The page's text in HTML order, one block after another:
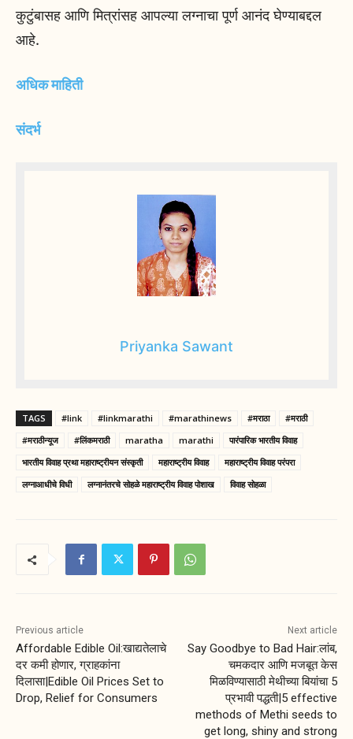
कुटुंबासह आणि मित्रांसह आपल्या लग्नाचा पूर्ण आनंद घेण्याबद्दल
आहे.
अधिक माहिती
संदर्भ
Priyanka Sawant
TAGS #link #linkmarathi #marathinews #मराठा
#मराठी
#मराठीन्यूज
#लिंकमराठी maratha marathi
पारंपारिक भारतीय विवाह
भारतीय विवाह प्रथा महाराष्ट्रीयन संस्कृती
महाराष्ट्रीय विवाह
महाराष्ट्रीय विवाह परंपरा
लग्नाआधीचे विधी
लग्नानंतरचे सोहळे महाराष्ट्रीय विवाह पोशाख विवाह सोहळा
Previous article
Affordable Edible Oil:खाद्यतेलाचे
दर कमी होणार, ग्राहकांना
दिलासा|Edible Oil Prices Set to
Drop, Relief for Consumers
Next article
Say Goodbye to Bad Hair:लांब,
चमकदार आणि मजबूत केस
मिळविण्यासाठी मेथीच्या बियांचा 5
प्रभावी पद्धती|5 effective
methods of Methi seeds to
get long, shiny and strong